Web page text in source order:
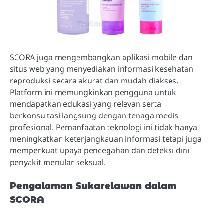
SCORA juga mengembangkan aplikasi mobile dan
situs web yang menyediakan informasi kesehatan
reproduksi secara akurat dan mudah diakses.
Platform ini memungkinkan pengguna untuk
mendapatkan edukasi yang relevan serta
berkonsultasi langsung dengan tenaga medis
profesional. Pemanfaatan teknologi ini tidak hanya
meningkatkan keterjangkauan informasi tetapi juga
memperkuat upaya pencegahan dan deteksi dini
penyakit menular seksual.
Pengalaman Sukarelawan dalam
SCORA